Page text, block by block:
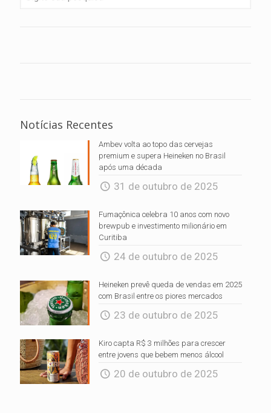
Notícias Recentes
Ambev volta ao topo das cervejas
premium e supera Heineken no Brasil
após uma década
31 de outubro de 2025
Fumaçônica celebra 10 anos com novo
brewpub e investimento milionário em
Curitiba
24 de outubro de 2025
Heineken prevê queda de vendas em 2025
com Brasil entre os piores mercados
23 de outubro de 2025
Kiro capta R$ 3 milhões para crescer
entre jovens que bebem menos álcool
20 de outubro de 2025